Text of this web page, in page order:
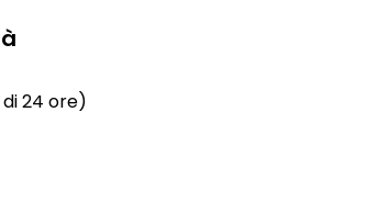
24 ore)